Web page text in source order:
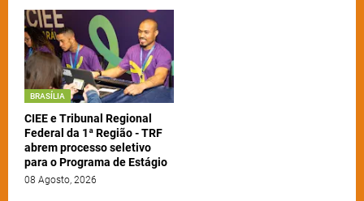
BRASÍLIA
CIEE e Tribunal Regional
Federal da 1ª Região - TRF
abrem processo seletivo
para o Programa de Estágio
08 Agosto, 2026